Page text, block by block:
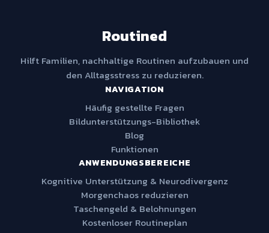
Routined
Hilft Familien, nachhaltige Routinen aufzubauen und
den Alltagsstress zu reduzieren.
NAVIGATION
Häufig gestellte Fragen
Bildunterstützungs-Bibliothek
Blog
Funktionen
ANWENDUNGSBEREICHE
Kognitive Unterstützung & Neurodivergenz
Morgenchaos reduzieren
Taschengeld & Belohnungen
Kostenloser Routineplan